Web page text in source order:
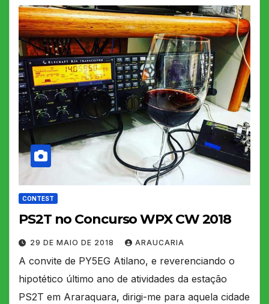
CONTEST
PS2T no Concurso WPX CW 2018
29 DE MAIO DE 2018 ARAUCARIA
A convite de PY5EG Atilano, e reverenciando o
hipotético último ano de atividades da estação
PS2T em Araraquara, dirigi-me para aquela cidade